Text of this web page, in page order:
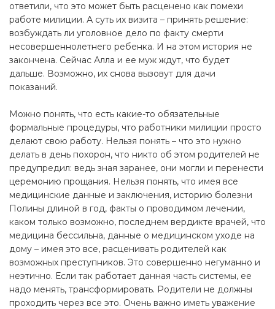
ответили, что это может быть расценено как помехи
работе милиции. А суть их визита – принять решение:
возбуждать ли уголовное дело по факту смерти
несовершеннолетнего ребенка. И на этом история не
закончена. Сейчас Алла и ее муж ждут, что будет
дальше. Возможно, их снова вызовут для дачи
показаний.
Можно понять, что есть какие-то обязательные
формальные процедуры, что работники милиции просто
делают свою работу. Нельзя понять – что это нужно
делать в день похорон, что никто об этом родителей не
предупредил: ведь зная заранее, они могли и перенести
церемонию прощания. Нельзя понять, что имея все
медицинские данные и заключения, историю болезни
Полины длиной в год, факты о проводимом лечении,
каком только возможно, последнем вердикте врачей, что
медицина бессильна, данные о медицинском уходе на
дому – имея это все, расценивать родителей как
возможных преступников. Это совершенно негуманно и
неэтично. Если так работает данная часть системы, ее
надо менять, трансформировать. Родители не должны
проходить через все это. Очень важно иметь уважение